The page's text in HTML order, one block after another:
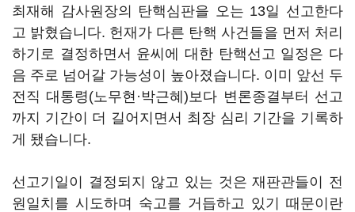
최재해 감사원장의 탄핵심판을 오는 13일 선고한다
고 밝혔습니다. 헌재가 다른 탄핵 사건들을 먼저 처리
하기로 결정하면서 윤씨에 대한 탄핵선고 일정은 다
음 주로 넘어갈 가능성이 높아졌습니다. 이미 앞선 두
전직 대통령(노무현·박근혜)보다 변론종결부터 선고
까지 기간이 더 길어지면서 최장 심리 기간을 기록하
게 됐습니다.
선고기일이 결정되지 않고 있는 것은 재판관들이 전
원일치를 시도하며 숙고를 거듭하고 있기 때문이란